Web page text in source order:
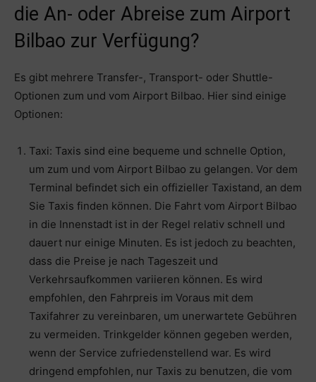
die An- oder Abreise zum Airport
Bilbao zur Verfügung?
Es gibt mehrere Transfer-, Transport- oder Shuttle-
Optionen zum und vom Airport Bilbao. Hier sind einige
Optionen:
Taxi: Taxis sind eine bequeme und schnelle Option,
um zum und vom Airport Bilbao zu gelangen. Vor dem
Terminal befindet sich ein offizieller Taxistand, an dem
Sie Taxis finden können. Die Fahrt vom Airport Bilbao
in die Innenstadt ist in der Regel relativ schnell und
dauert nur einige Minuten. Es ist jedoch zu beachten,
dass die Preise je nach Tageszeit und
Verkehrsaufkommen variieren können. Es wird
empfohlen, den Fahrpreis im Voraus mit dem
Taxifahrer zu vereinbaren, um unerwartete Gebühren
zu vermeiden. Trinkgelder können gegeben werden,
wenn der Service zufriedenstellend war. Es wird
dringend empfohlen, nur Taxis zu benutzen, die vom